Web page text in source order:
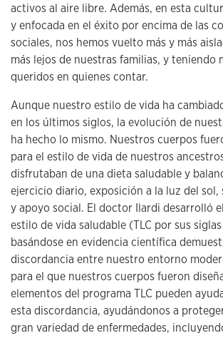
activos al aire libre. Además, en esta
y enfocada en el éxito por encima de las
sociales, nos hemos vuelto más y más
más lejos de nuestras familias, y teniendo
queridos en quienes contar.
Aunque nuestro estilo de vida ha
en los últimos siglos, la evolución de
ha hecho lo mismo. Nuestros cuerpos
para el estilo de vida de nuestros
disfrutaban de una dieta saludable y
ejercicio diario, exposición a la luz del sol,
y apoyo social. El doctor Ilardi desarrolló
estilo de vida saludable (TLC por sus
basándose en evidencia científica
discordancia entre nuestro entorno
para el que nuestros cuerpos fueron
elementos del programa TLC pueden
esta discordancia, ayudándonos a
gran variedad de enfermedades,